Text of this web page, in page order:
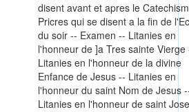
disent avant et apres le
Pricres qui se disent a la fin de
du soir -- Examen -- Litanies en
l'honneur de ]a Tres sainte Vierge
Litanies en l'honneur de la divine
Enfance de Jesus -- Litanies en
l'honneur du saint Nom de Jesus
Litanies en l'honneur de saint